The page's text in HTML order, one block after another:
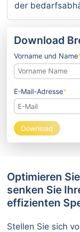
der
Download
Pflichtfeld
Vorname und Name
Pflichtfeld
E-Mail-Adresse*
Download
Optimieren
senken Sie
effizienten
Stellen Sie sich